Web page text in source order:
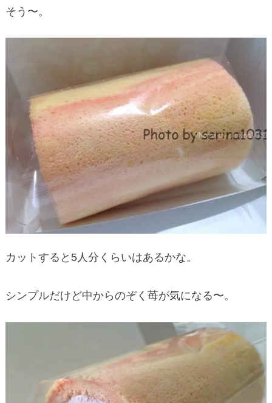
そう〜。
カットすると5人分くらいはあるかな。
シンプルだけど中からのぞく苺が気になる〜。